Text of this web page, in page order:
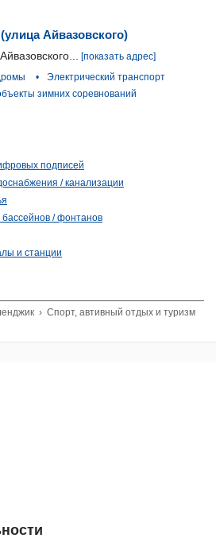
Айвазовского)
[показать адрес]
•
Электрический транспорт
зимних соревнований
подписей
/ канализации
/ фонтанов
и станции
› Спорт, автивный отдых и туризм